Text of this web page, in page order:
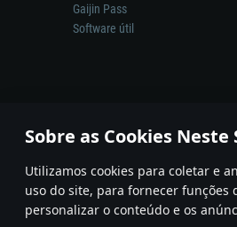
Sobre as Cookies Neste
Utilizamos cookies para coletar e
uso do site, para fornecer funções
personalizar o conteúdo e os
Gaijin Pass
Software útil
A reprodução de qualquer
© 2011—2026 Gaijin Games Kft.
Termos e condições